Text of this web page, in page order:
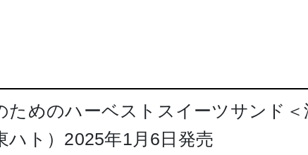
ためのハーベストスイーツサンド＜
ハト）2025年1月6日発売